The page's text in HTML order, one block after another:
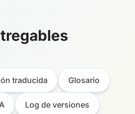
traducida Glosario
Log de versiones